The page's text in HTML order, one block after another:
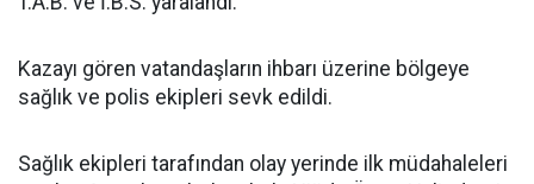
Kazayı gören vatandaşların ihbarı üzerine bölgeye
sağlık ve polis ekipleri sevk edildi.
Sağlık ekipleri tarafından olay yerinde ilk müdahaleleri